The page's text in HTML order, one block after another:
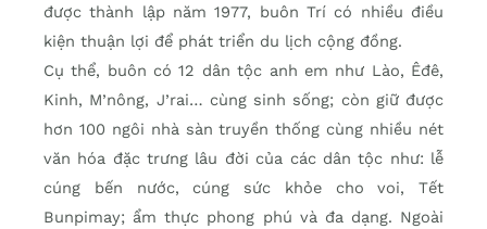
được thành lập năm 1977, buôn Trí có nhiều điều
kiện thuận lợi để phát triển du lịch cộng đồng.
Cụ thể, buôn có 12 dân tộc anh em như Lào, Êđê,
Kinh, M’nông, J’rai… cùng sinh sống; còn giữ được
hơn 100 ngôi nhà sàn truyền thống cùng nhiều nét
văn hóa đặc trưng lâu đời của các dân tộc như: lễ
cúng bến nước, cúng sức khỏe cho voi, Tết
Bunpimay; ẩm thực phong phú và đa dạng. Ngoài